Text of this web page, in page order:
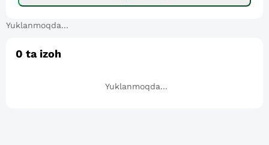
Yuklanmoqda...
0 ta izoh
Yuklanmoqda...